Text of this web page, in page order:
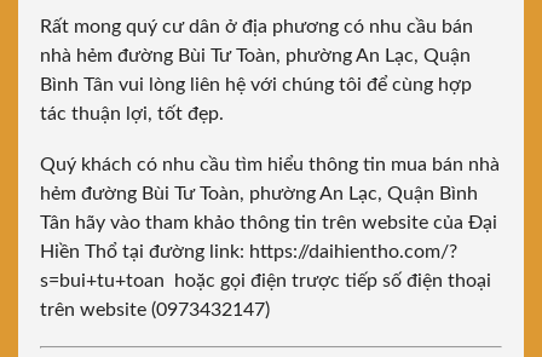
Rất mong quý cư dân ở địa phương có nhu cầu bán
nhà hẻm đường Bùi Tư Toàn, phường An Lạc, Quận
Bình Tân vui lòng liên hệ với chúng tôi để cùng hợp
tác thuận lợi, tốt đẹp.
Quý khách có nhu cầu tìm hiểu thông tin mua bán nhà
hẻm đường Bùi Tư Toàn, phường An Lạc, Quận Bình
Tân hãy vào tham khảo thông tin trên website của Đại
Hiền Thổ tại đường link: https://daihientho.com/?
s=bui+tu+toan hoặc gọi điện trược tiếp số điện thoại
trên website (0973432147)